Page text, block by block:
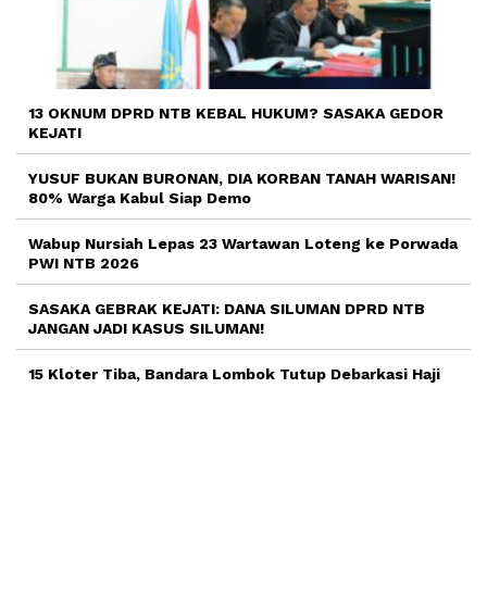
13 OKNUM DPRD NTB KEBAL HUKUM? SASAKA GEDOR
KEJATI
YUSUF BUKAN BURONAN, DIA KORBAN TANAH WARISAN!
80% Warga Kabul Siap Demo
Wabup Nursiah Lepas 23 Wartawan Loteng ke Porwada
PWI NTB 2026
SASAKA GEBRAK KEJATI: DANA SILUMAN DPRD NTB
JANGAN JADI KASUS SILUMAN!
15 Kloter Tiba, Bandara Lombok Tutup Debarkasi Haji